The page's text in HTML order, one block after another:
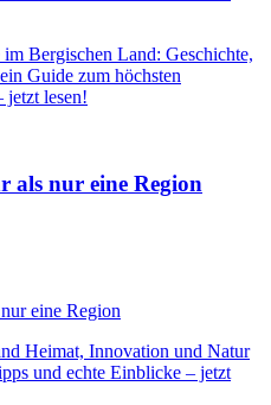
Bergischen Land: Geschichte,
Guide zum höchsten
jetzt lesen!
als nur eine Region
Heimat, Innovation und Natur
und echte Einblicke – jetzt